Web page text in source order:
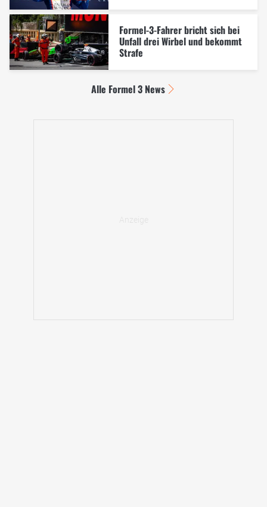
Formel-3-Fahrer bricht sich bei
Unfall drei Wirbel und bekommt
Strafe
Alle Formel 3 News